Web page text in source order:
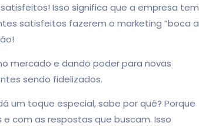
Isso significa que a empresa tem
satisfeitos fazerem o marketing “boca a
mercado e dando poder para novas
sendo fidelizados.
um toque especial, sabe por quê? Porque
com as respostas que buscam. Isso